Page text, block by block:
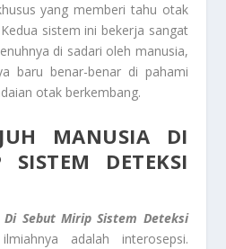
yang memberi tahu otak
sistem ini bekerja sangat
di sadari oleh manusia,
baru benar-benar di pahami
otak berkembang.
MANUSIA DI
DETEKSI
Sebut Mirip Sistem Deteksi
adalah interosepsi.